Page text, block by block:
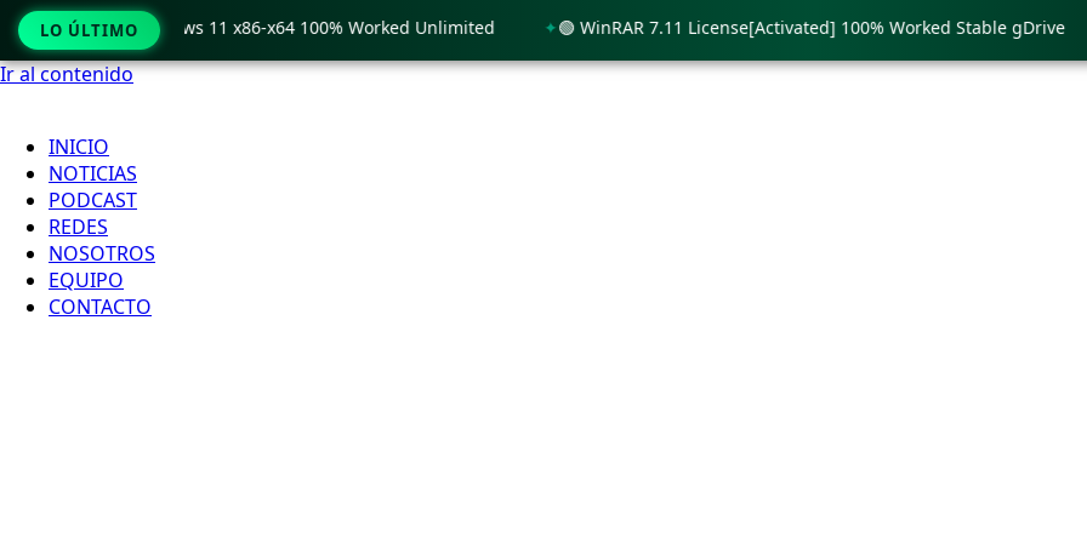
Ir al contenido
INICIO
NOTICIAS
PODCAST
REDES
NOSOTROS
EQUIPO
CONTACTO
LO ÚLTIMO
only Windows 11 x86-x64 100% Worked Unlimited 🟢 WinRAR 7.11 License[Activated] 100% Worked Stable gDrive